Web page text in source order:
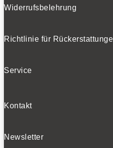
Widerrufsbelehrung
Richtlinie für
Service
Kontakt
Newsletter